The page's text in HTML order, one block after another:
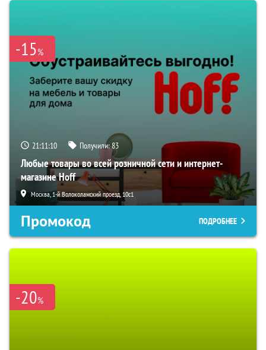
-15%
21:11:08 Получили:83
Любые товары во всей розничной сети и интернет-
магазине Hoff
Москва, 1-й Волоколамский проезд, 10с1
Промокод ПОДРОБНЕЕ
-20%